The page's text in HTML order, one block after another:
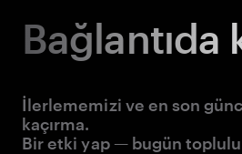
Bağlantıda
İlerlememizi ve en son
kaçırma.
Bir etki yap — bugün